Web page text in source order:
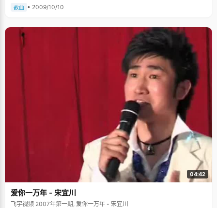
歌曲 • 2009/10/10
04:42
爱你一万年 - 宋宜川
飞宇视频 2007年第一期, 爱你一万年 - 宋宜川